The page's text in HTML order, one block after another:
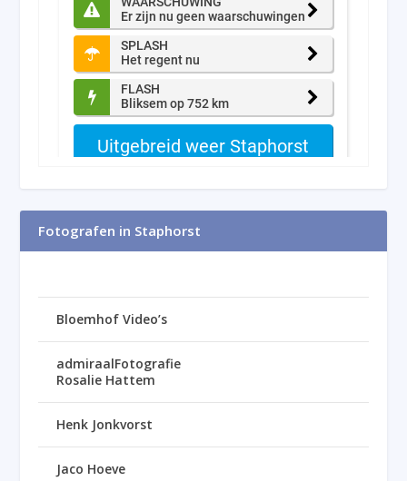
Fotografen in Staphorst
Bloemhof Video’s
admiraalFotografie
Rosalie Hattem
Henk Jonkvorst
Jaco Hoeve